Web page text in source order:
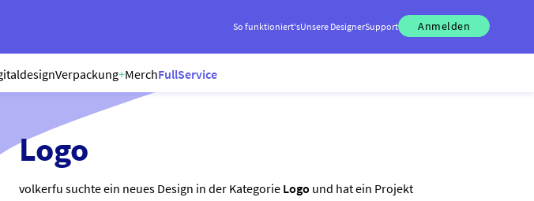
So funktioniert'sUnsere DesignerSupport Anmelden
Verpackung+MerchFullService
Logo
volkerfu suchte ein neues Design in der Kategorie Logo und hat ein Projekt